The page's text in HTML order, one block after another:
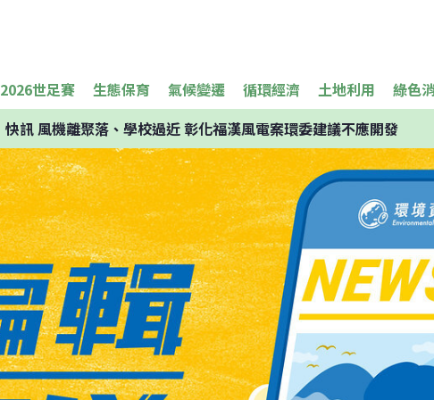
2026世足賽 生態保育 氣候變遷 循環經濟 土地利用 綠色
快訊風機離聚落、學校過近 彰化福漢風電案環委建議不應開發